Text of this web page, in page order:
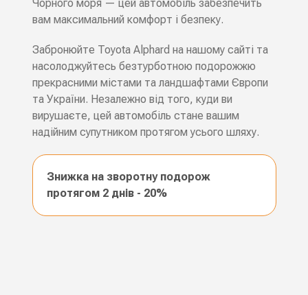
Чорного моря — цей автомобіль забезпечить
вам максимальний комфорт і безпеку.
Забронюйте Toyota Alphard на нашому сайті та
насолоджуйтесь безтурботною подорожжю
прекрасними містами та ландшафтами Європи
та України. Незалежно від того, куди ви
вирушаєте, цей автомобіль стане вашим
надійним супутником протягом усього шляху.
Знижка на зворотну подорож
протягом 2 днів - 20%